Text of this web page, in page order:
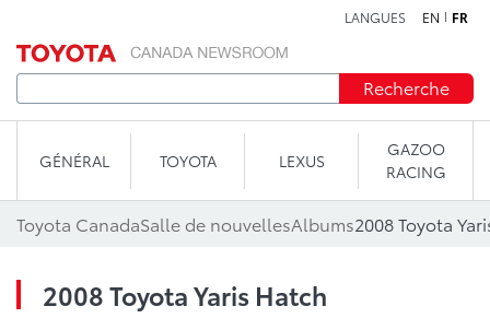
LANGUES EN FR
Recherche
GÉNÉRAL TOYOTA LEXUS
GAZOO
RACING
Toyota CanadaSalle de nouvellesAlbums2008 Toyota
2008 Toyota Yaris Hatch